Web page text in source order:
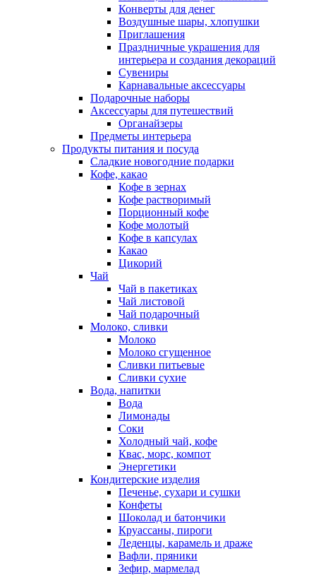
Конверты для денег
Воздушные шары, хлопушки
Приглашения
Праздничные украшения для
интерьера и создания декораций
Сувениры
Карнавальные аксессуары
Подарочные наборы
Аксессуары для путешествий
Органайзеры
Предметы интерьера
Продукты питания и посуда
Сладкие новогодние подарки
Кофе, какао
Кофе в зернах
Кофе растворимый
Порционный кофе
Кофе молотый
Кофе в капсулах
Какао
Цикорий
Чай
Чай в пакетиках
Чай листовой
Чай подарочный
Молоко, сливки
Молоко
Молоко сгущенное
Сливки питьевые
Сливки сухие
Вода, напитки
Вода
Лимонады
Соки
Холодный чай, кофе
Квас, морс, компот
Энергетики
Кондитерские изделия
Печенье, сухари и сушки
Конфеты
Шоколад и батончики
Круассаны, пироги
Леденцы, карамель и драже
Вафли, пряники
Зефир, мармелад